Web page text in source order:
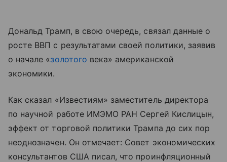
Дональд Трамп, в свою очередь, связал данные о
росте ВВП с результатами своей политики, заявив
о начале «золотого века» американской
экономики.
Как сказал «Известиям» заместитель директора
по научной работе ИМЭМО РАН Сергей Кислицын,
эффект от торговой политики Трампа до сих пор
неоднозначен. Он отмечает: Совет экономических
консультантов США писал, что проинфляционный